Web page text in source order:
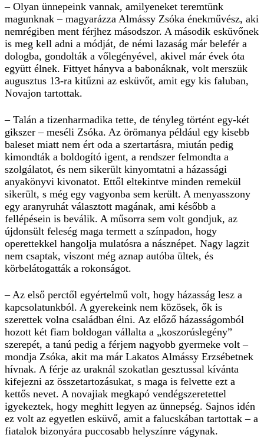
– Olyan ünnepeink vannak, amilyeneket teremtünk
magunknak – magyarázza Almássy Zsóka énekművész, aki
nemrégiben ment férjhez másodszor. A második esküvőnek
is meg kell adni a módját, de némi lazaság már belefér a
dologba, gondolták a vőlegényével, akivel már évek óta
együtt élnek. Fittyet hányva a babonáknak, volt merszük
augusztus 13-ra kitűzni az esküvőt, amit egy kis faluban,
Novajon tartottak.
– Talán a tizenharmadika tette, de tényleg történt egy-két
gikszer – meséli Zsóka. Az örömanya például egy kisebb
baleset miatt nem ért oda a szertartásra, miután pedig
kimondták a boldogító igent, a rendszer felmondta a
szolgálatot, és nem sikerült kinyomtatni a házassági
anyakönyvi kivonatot. Ettől eltekintve minden remekül
sikerült, s még egy vagyonba sem került. A menyasszony
egy aranyruhát választott magának, ami később a
fellépésein is beválik. A műsorra sem volt gondjuk, az
újdonsült feleség maga termett a színpadon, hogy
operettekkel hangolja mulatósra a násznépet. Nagy lagzit
nem csaptak, viszont még aznap autóba ültek, és
körbelátogatták a rokonságot.
– Az első perctől egyértelmű volt, hogy házasság lesz a
kapcsolatunkból. A gyerekeink nem közösek, ők is
szerettek volna családban élni. Az előző házasságomból
hozott két fiam boldogan vállalta a „koszorúslegény”
szerepét, a tanú pedig a férjem nagyobb gyermeke volt –
mondja Zsóka, akit ma már Lakatos Almássy Erzsébetnek
hívnak. A férje az uraknál szokatlan gesztussal kívánta
kifejezni az összetartozásukat, s maga is felvette ezt a
kettős nevet. A novajiak megkapó vendégszeretettel
igyekeztek, hogy meghitt legyen az ünnepség. Sajnos idén
ez volt az egyetlen esküvő, amit a falucskában tartottak – a
fiatalok bizonyára puccosabb helyszínre vágynak.